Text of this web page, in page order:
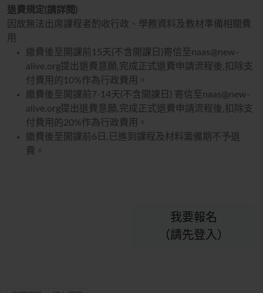
退費規定(請詳閱)
因故無法出席課程者酌收行政、學務資料及教材準備相關費
用
繳費後至開課前15天(不含開課日)寄信至naas@new-
alive.org提出退費意願,完成正式退費申請流程後,扣除支
付費用的10%作為行政費用。
繳費後至開課前7-14天(不含開課日) 寄信至naas@new-
alive.org提出退費意願,完成正式退費申請流程後,扣除支
付費用的20%作為行政費用。
繳費後至開課前6日,已進到課程及材料籌備期不予退
費。
我要報名
（請先登入）